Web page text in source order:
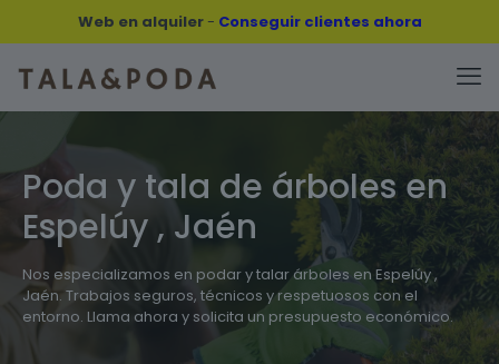
Web en alquiler- Conseguir clientes ahora
Poda y tala de árboles en
Espelúy , Jaén
Nos especializamos en podar y talar árboles en Espelúy ,
Jaén. Trabajos seguros, técnicos y respetuosos con el
entorno. Llama ahora y solicita un presupuesto económico.